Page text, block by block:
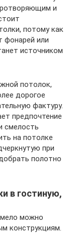
и
потому как
фонарей или
источником
потолок,
дорогое
фактуру.
предпочтение
смелость
на потолке
при
полотно
в гостиную,
можно
конструкциям.